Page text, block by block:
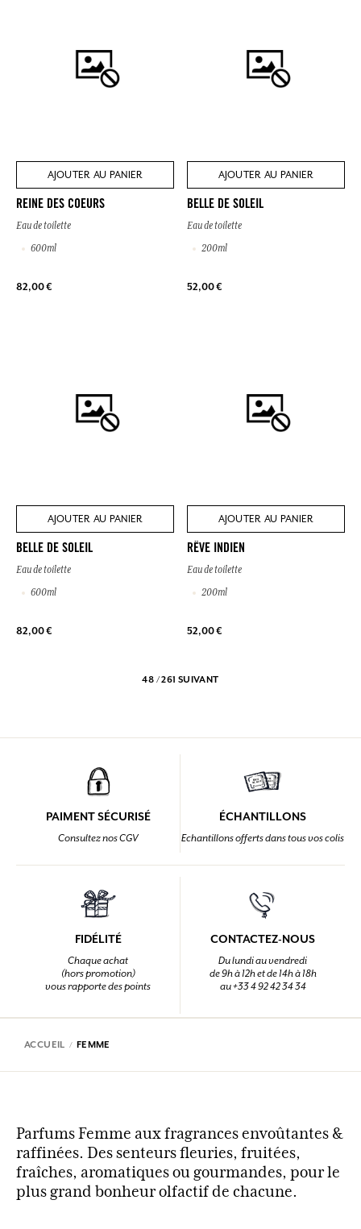
AJOUTER AU PANIER
REINE DES COEURS
Eau de toilette
600ml
82,00 €
AJOUTER AU PANIER
BELLE DE SOLEIL
Eau de toilette
200ml
52,00 €
AJOUTER AU PANIER
BELLE DE SOLEIL
Eau de toilette
600ml
82,00 €
AJOUTER AU PANIER
RÊVE INDIEN
Eau de toilette
200ml
52,00 €
48 / 261 SUIVANT
PAIMENT SÉCURISÉ
Consultez nos CGV
ÉCHANTILLONS
Echantillons offerts dans tous vos colis
FIDÉLITÉ
Chaque achat
(hors promotion)
vous rapporte des points
CONTACTEZ-NOUS
Du lundi au vendredi
de 9h à 12h et de 14h à 18h
au +33 4 92 42 34 34
ACCUEIL FEMME
Parfums Femme aux fragrances envoûtantes &
raffinées. Des senteurs fleuries, fruitées,
fraîches, aromatiques ou gourmandes, pour le
plus grand bonheur olfactif de chacune.